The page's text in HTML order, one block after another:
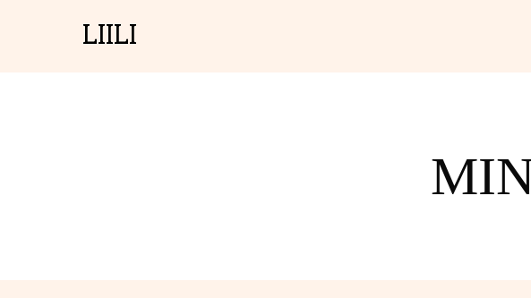
LIILI